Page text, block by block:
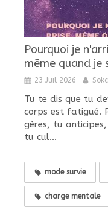
Pourquoi je
même quand je
23 Juil 2026
Tu te dis que tu
corps est fatigué.
gères, tu
tu cul...
mode survie
charge mentale